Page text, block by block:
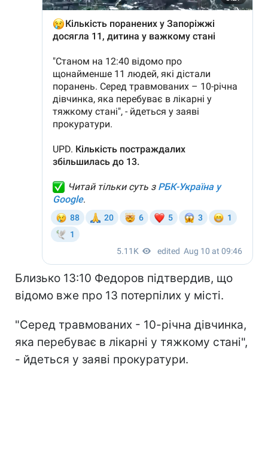
Близько 13:10 Федоров підтвердив, що
відомо вже про 13 потерпілих у місті.
"Серед травмованих - 10-річна дівчинка,
яка перебуває в лікарні у тяжкому стані",
- йдеться у заяві прокуратури.